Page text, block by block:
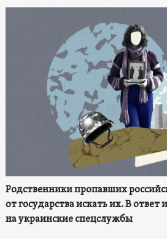
Родственники пропавших
от государства искать их. В ответ
на украинские спецслужбы